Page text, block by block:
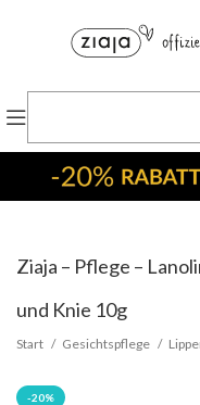
Ziaja – Pflege –
und Knie 10g
Start Gesichtspflege
-20%